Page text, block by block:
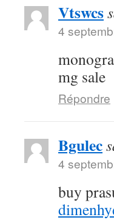
Vtswcs
4
mg sale
Répondre
Bgulec
4
buy